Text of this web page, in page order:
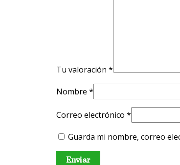
Tu valoración *
Nombre *
Correo electrónico *
Guarda mi nombre, correo